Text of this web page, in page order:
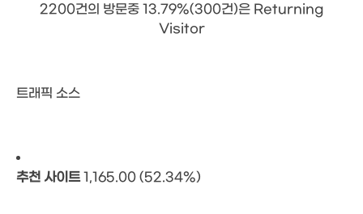
2200건의 방문중 13.79%(300건)은 Returning
Visitor
트래픽 소스
추천 사이트1,165.00 (52.34%)